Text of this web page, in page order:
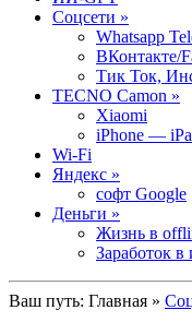
Cоцсети »
Whatsapp
ВКонтакте/
Тик Ток,
TECNO Camon »
Xiaomi
iPhone —
Wi-Fi
Яндекс »
софт Google
Деньги »
Жизнь в
Заработок в
Ваш путь: Главная »